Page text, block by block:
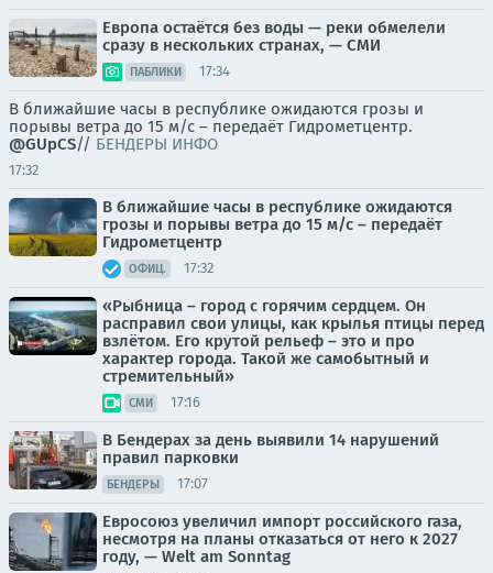
Европа остаётся без воды — реки обмелели
сразу в нескольких странах, — СМИ
ПАБЛИКИ 17:34
В ближайшие часы в республике ожидаются грозы и
порывы ветра до 15 м/с – передаёт Гидрометцентр.
@GUpCS// БЕНДЕРЫ ИНФО
17:32
В ближайшие часы в республике ожидаются
грозы и порывы ветра до 15 м/с – передаёт
Гидрометцентр
ОФИЦ. 17:32
«Рыбница – город с горячим сердцем. Он
расправил свои улицы, как крылья птицы перед
взлётом. Его крутой рельеф – это и про
характер города. Такой же самобытный и
стремительный»
СМИ 17:16
В Бендерах за день выявили 14 нарушений
правил парковки
БЕНДЕРЫ 17:07
Евросоюз увеличил импорт российского газа,
несмотря на планы отказаться от него к 2027
году, — Welt am Sonntag